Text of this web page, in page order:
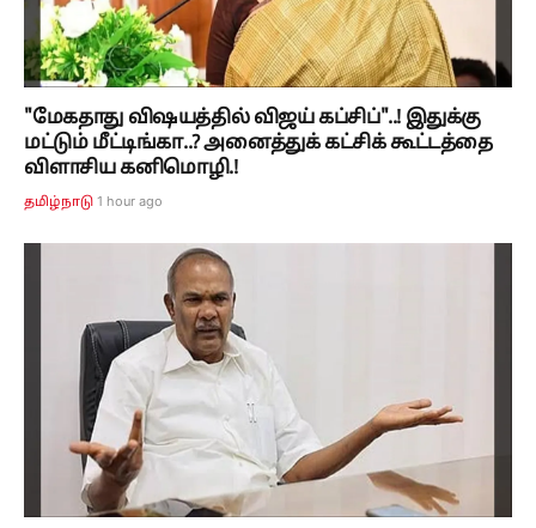
"மேகதாது விஷயத்தில் விஜய் கப்சிப்"..! இதுக்கு
மட்டும் மீட்டிங்கா..? அனைத்துக் கட்சிக் கூட்டத்தை
விளாசிய கனிமொழி.!
தமிழ்நாடு 1 hour ago